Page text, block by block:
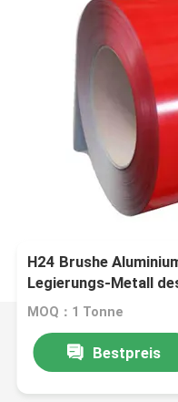
H24 Brushe
Legierungs-Metall
MOQ：1 Tonne
Bestpreis